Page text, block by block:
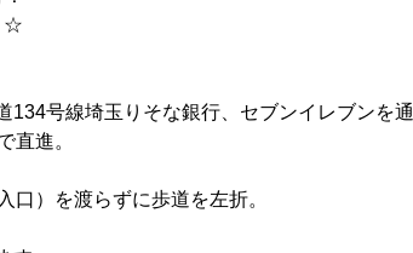
☆
134号線埼玉りそな銀行、セブンイレブンを通
直進。
口）を渡らずに歩道を左折。